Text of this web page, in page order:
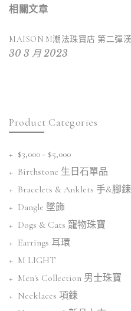
相關文章
MAISON M潮法珠寶店 第二彈
30 3 月 2023
Product Categories
$3,000 - $5,000
Birthstone 生日石單品
Bracelets & Anklets 手&腳鍊
Dangle 墜飾
Dogs & Cats 寵物珠寶
Earrings 耳環
M LIGHT
Men's Collection 男士珠寶
Necklaces 項鍊